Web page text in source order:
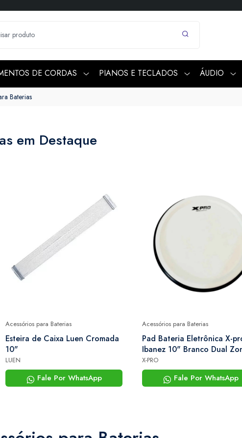
DE CORDAS PIANOS E TECLADOS ÁUDIO
Baterias
em Destaque
Acessórios para Baterias
Esteira de Caixa Luen Cromada
10"
LUEN
Fale Por WhatsApp
Acessórios para Baterias
Pad Bateria Eletrônica X-pro c.
Ibanez 10" Branco Dual
Para Caixa
X-PRO
Fale Por WhatsApp